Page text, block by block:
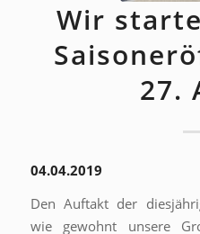
Wir
27.
04.04.2019
Den Auftakt der
wie gewohnt unsere